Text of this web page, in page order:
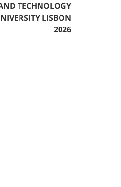
TECHNOLOGY
LISBON
2026